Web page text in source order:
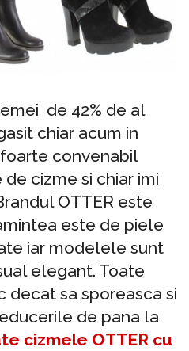
de 42% de al
chiar acum in
convenabil
cizme si chiar imi
OTTER este
este de piele
iar modelele sunt
elegant. Toate
decat sa sporeasca si
de pana la
cizmele OTTER cu